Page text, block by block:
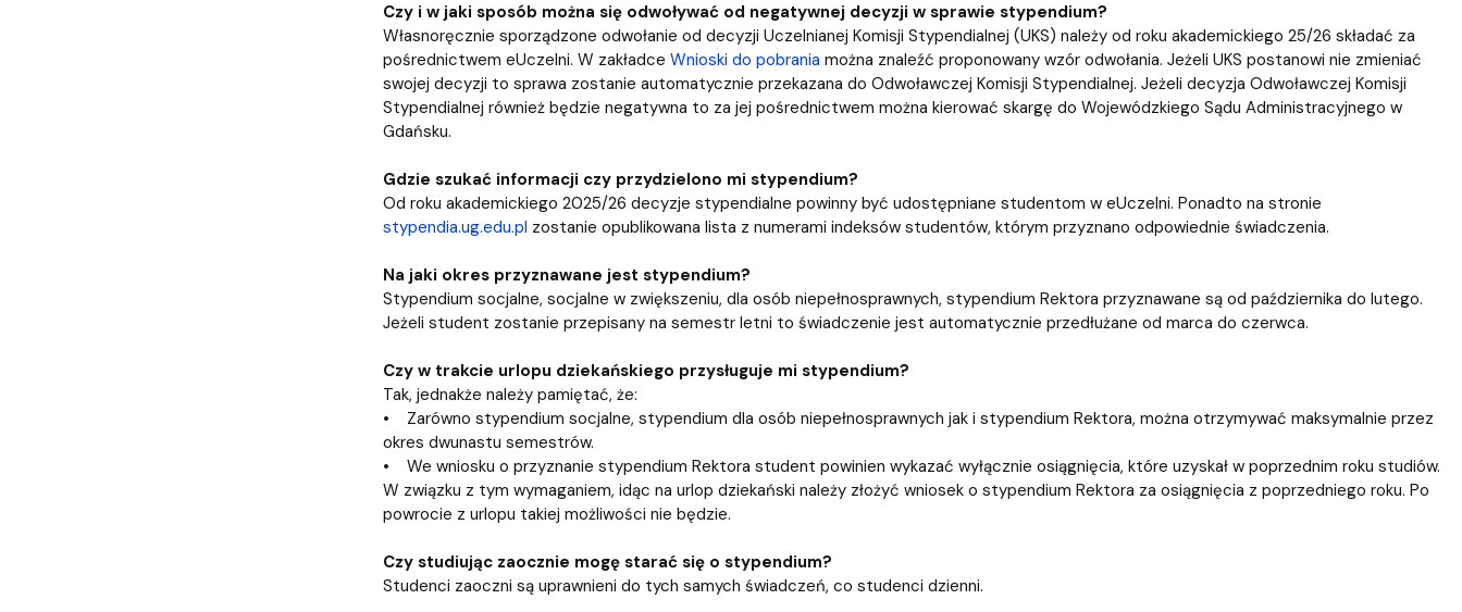
Czy i w jaki sposób można się odwoływać od negatywnej decyzji w sprawie stypendium?
Własnoręcznie sporządzone odwołanie od decyzji Uczelnianej Komisji Stypendialnej (UKS) należy od roku akademickiego 25/26 składać za
pośrednictwem eUczelni. W zakładce Wnioski do pobrania można znaleźć proponowany wzór odwołania. Jeżeli UKS postanowi nie zmieniać
swojej decyzji to sprawa zostanie automatycznie przekazana do Odwoławczej Komisji Stypendialnej. Jeżeli decyzja Odwoławczej Komisji
Stypendialnej również będzie negatywna to za jej pośrednictwem można kierować skargę do Wojewódzkiego Sądu Administracyjnego w
Gdańsku.
Gdzie szukać informacji czy przydzielono mi stypendium?
Od roku akademickiego 2025/26 decyzje stypendialne powinny być udostępniane studentom w eUczelni. Ponadto na stronie
stypendia.ug.edu.pl zostanie opublikowana lista z numerami indeksów studentów, którym przyznano odpowiednie świadczenia.
Na jaki okres przyznawane jest stypendium?
Stypendium socjalne, socjalne w zwiększeniu, dla osób niepełnosprawnych, stypendium Rektora przyznawane są od października do lutego.
Jeżeli student zostanie przepisany na semestr letni to świadczenie jest automatycznie przedłużane od marca do czerwca.
Czy w trakcie urlopu dziekańskiego przysługuje mi stypendium?
Tak, jednakże należy pamiętać, że:
• Zarówno stypendium socjalne, stypendium dla osób niepełnosprawnych jak i stypendium Rektora, można otrzymywać maksymalnie przez
okres dwunastu semestrów.
• We wniosku o przyznanie stypendium Rektora student powinien wykazać wyłącznie osiągnięcia, które uzyskał w poprzednim roku studiów.
W związku z tym wymaganiem, idąc na urlop dziekański należy złożyć wniosek o stypendium Rektora za osiągnięcia z poprzedniego roku. Po
powrocie z urlopu takiej możliwości nie będzie.
Czy studiując zaocznie mogę starać się o stypendium?
Studenci zaoczni są uprawnieni do tych samych świadczeń, co studenci dzienni.